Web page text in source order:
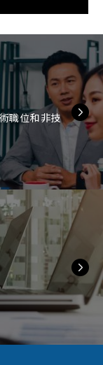
職位和非技